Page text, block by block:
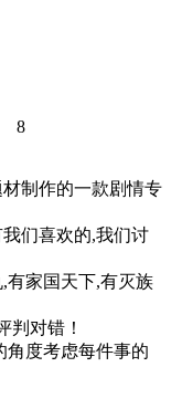
8
制作的一款剧情专
们喜欢的,我们讨
有家国天下,有灭族
判对错！
角度考虑每件事的